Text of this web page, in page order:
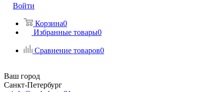
Войти
Корзина0
Избранные товары0
Сравнение товаров0
Ваш город
Санкт-Петербург